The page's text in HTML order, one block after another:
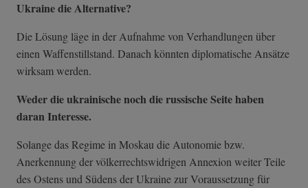
Ukraine die Alternative?
Die Lösung läge in der Aufnahme von Verhandlungen über
einen Waffenstillstand. Danach könnten diplomatische Ansätze
wirksam werden.
Weder die ukrainische noch die russische Seite haben
daran Interesse.
Solange das Regime in Moskau die Autonomie bzw.
Anerkennung der völkerrechtswidrigen Annexion weiter Teile
des Ostens und Südens der Ukraine zur Voraussetzung für